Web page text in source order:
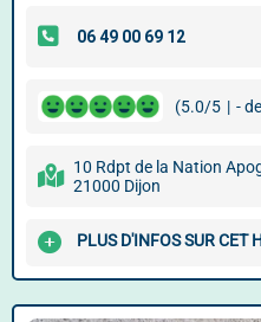
(5.0/5 | -
10 Rdpt de la Nation
21000 Dijon
PLUS D'INFOS SUR CET